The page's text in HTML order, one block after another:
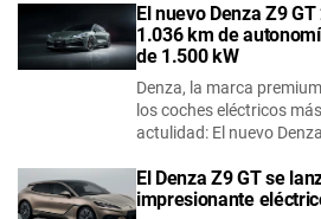
El nuevo Denza Z9
1.036 km de
de 1.500 kW
Denza, la marca
los coches eléctricos
actulidad: El nuevo
El Denza Z9 GT se
impresionante